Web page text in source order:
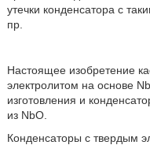
утечки конденсатора с
пр.
Настоящее изобретение
электролитом на основе
изготовления и
из NbO.
Конденсаторы с твердым